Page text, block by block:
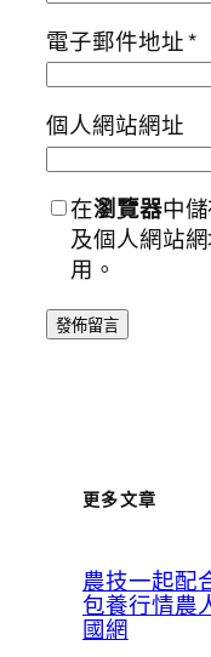
電子郵件地址*
個人網站網址
在瀏覽器中
及個人網站
用。
更多文章
農技一起配
包養行情農
國網